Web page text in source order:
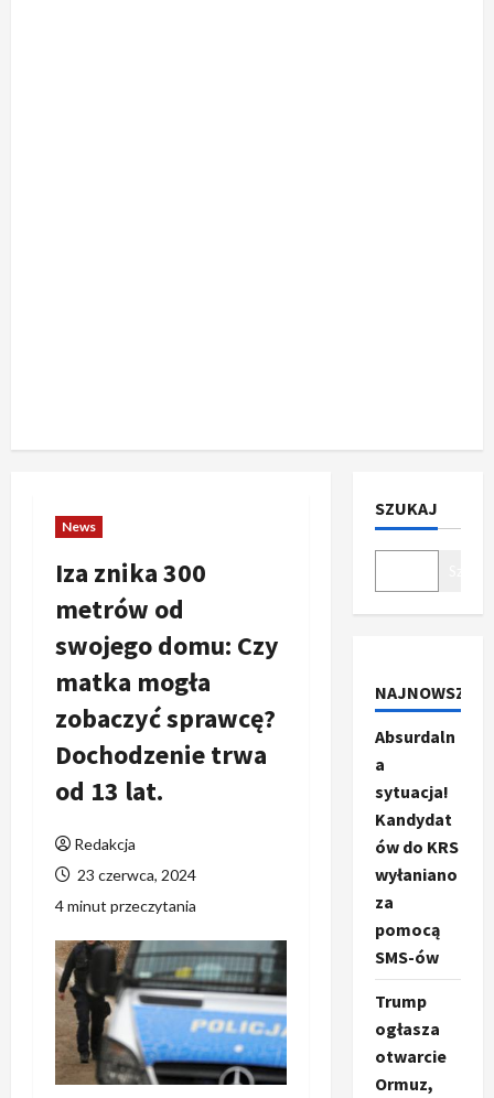
News
Iza znika 300
metrów od
swojego domu: Czy
matka mogła
zobaczyć sprawcę?
Dochodzenie trwa
od 13 lat.
Redakcja
23 czerwca, 2024
4 minut przeczytania
SZUKAJ
NAJNOWSZE
Absurdaln
a
sytuacja!
Kandydat
ów do KRS
wyłaniano
za
pomocą
SMS-ów
Trump
ogłasza
otwarcie
Ormuz,